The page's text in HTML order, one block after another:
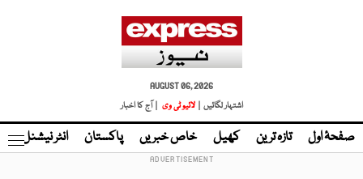
AUGUST 06, 2026
اشتہار لگائیں |
لائیو ٹی وی | آج کا اخبار
صفحۂ اول تازہ ترین کھیل خاص خبریں پاکستان انٹر نیشنل